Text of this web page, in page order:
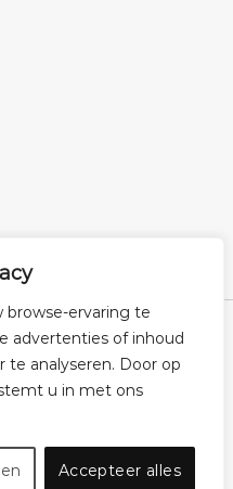
browse-ervaring te
advertenties of inhoud
analyseren. Door op
u in met ons
Accepteer alles
Disclaimer